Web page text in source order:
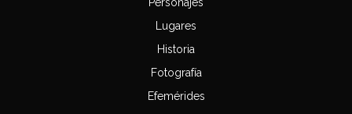
Personajes
Lugares
Historia
Fotografía
Efemérides